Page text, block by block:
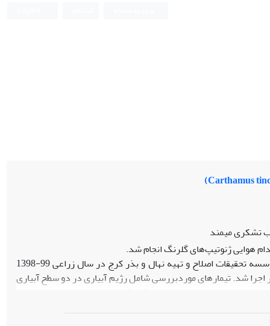
تشکری میمند
هوایی ژنوتیپ‌های گلرنگ انجام شد.
این آزمایش با استفاده از لوله‌های پلیکا (پی­وی­سی) در مزرعه تحقیقاتی مؤسسه تحقیقات اصلاح و تهیه نهال و بذر کرج در سال زراعی 99-1398
شد. تیمارهای موردبررسی شامل رژیم آبیاری در دو سطح آبیاری